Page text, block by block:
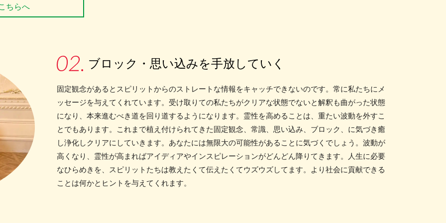
ちらへ
ブロック・思い込みを手放していく
固定観念があるとスピリットからのストレートな情報をキャッチできないのです。常に私たちにメ
ッセージを与えてくれています。受け取りての私たちがクリアな状態でないと解釈も曲がった状態
になり、本来進むべき道を回り道するようになります。霊性を高めることは、重たい波動を外すこ
とでもあります。これまで植え付けられてきた固定観念、常識、思い込み、ブロック、に気づき癒
し浄化しクリアにしていきます。あなたには無限大の可能性があることに気づくでしょう。波動が
高くなり、霊性が高まればアイディアやインスピレーションがどんどん降りてきます。人生に必要
なひらめきを、スピリットたちは教えたくて伝えたくてウズウズしてます。より社会に貢献できる
ことは何かとヒントを与えてくれます。